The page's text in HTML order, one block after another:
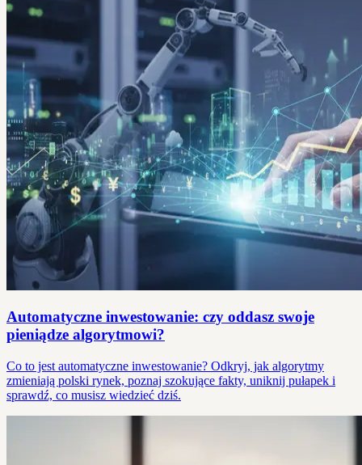
Automatyczne inwestowanie: czy oddasz swoje
pieniądze algorytmowi?
Co to jest automatyczne inwestowanie? Odkryj, jak algorytmy
zmieniają polski rynek, poznaj szokujące fakty, uniknij pułapek i
sprawdź, co musisz wiedzieć dziś.